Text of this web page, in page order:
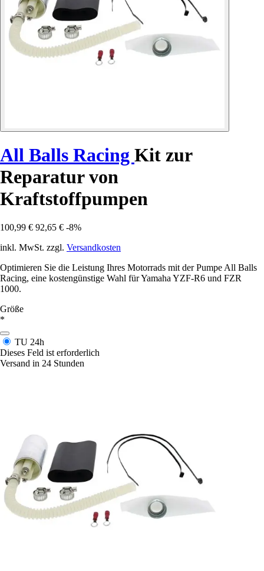
All Balls Racing Kit zur
Reparatur von
Kraftstoffpumpen
100,99 € 92,65 € -8%
inkl. MwSt. zzgl. Versandkosten
Optimieren Sie die Leistung Ihres Motorrads mit der Pumpe All Balls
Racing, eine kostengünstige Wahl für Yamaha YZF-R6 und FZR
1000.
Größe
*
TU 24h
Dieses Feld ist erforderlich
Versand in 24 Stunden